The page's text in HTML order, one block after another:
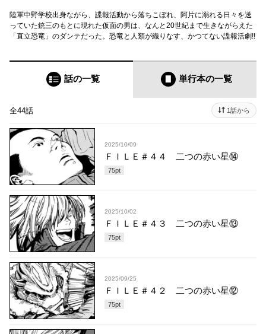
陸軍中野学校出身ながら、諜報活動から落ちこぼれ、阿片に溺れる日々を送
っていた銃三のもとに現れた仮面の男は、なんと20世紀まで生きながらえた
「直立恐竜」のダンテだった。恐竜と人類が織りなす、かつてない諜報活劇!!
話の一覧 単行本の一覧
全44話 1話から
2025/10/09
ＦＩＬＥ＃４４ 二つの赤い星⑭
75pt
2025/10/02
ＦＩＬＥ＃４３ 二つの赤い星⑬
75pt
2025/09/25
ＦＩＬＥ＃４２ 二つの赤い星⑫
75pt